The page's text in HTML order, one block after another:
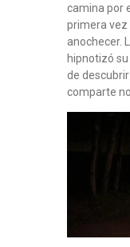
camina por
primera vez
anochecer.
hipnotizó
de
comparte